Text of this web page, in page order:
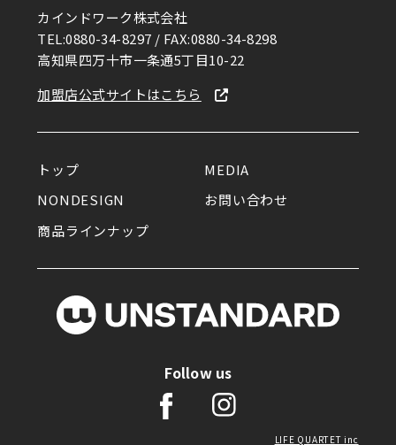
重なり合う香りが織りなす渋×
ポップなカフェ｜空間づくりの
ヒント帖
カインドワーク株式会社
TEL:0880-34-8297 / FAX:0880-34-8298
高知県四万十市一条通5丁目10-22
加盟店公式サイトはこちら
Follow us
LIFE QUARTET inc
トップ
MEDIA
NONDESIGN
お問い合わせ
商品ラインナップ